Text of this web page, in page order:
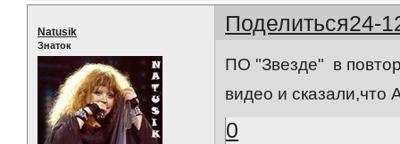
Поделиться24-
Natusik
Знаток
ПО "Звезде" в
видео и сказали,что
0